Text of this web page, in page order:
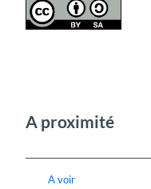
A proximité
A voir